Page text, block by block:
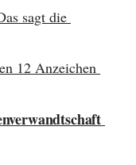
sagt die
12 Anzeichen